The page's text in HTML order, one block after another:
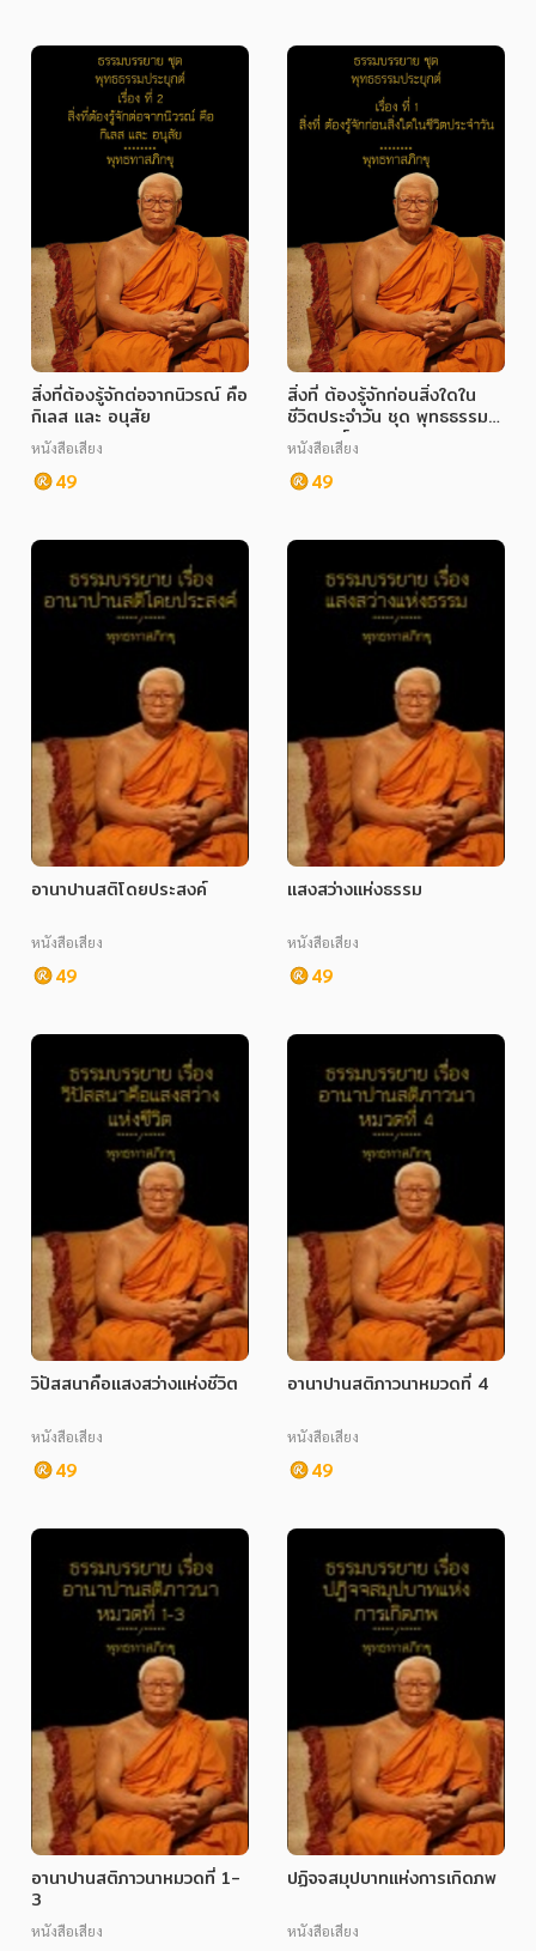
สิ่งที่ต้องรู้จักต่อจากนิวรณ์ คือ
กิเลส และ อนุสัย
หนังสือเสียง
49
สิ่งที่ ต้องรู้จักก่อนสิ่งใดใน
ชีวิตประจำวัน ชุด พุทธธรรม
ประยุกต์
หนังสือเสียง
49
อานาปานสติโดยประสงค์
หนังสือเสียง
49
แสงสว่างแห่งธรรม
หนังสือเสียง
49
วิปัสสนาคือแสงสว่างแห่งชีวิต
หนังสือเสียง
49
อานาปานสติภาวนาหมวดที่ 4
หนังสือเสียง
49
อานาปานสติภาวนาหมวดที่ 1-
3
หนังสือเสียง
ปฏิจจสมุปบาทแห่งการเกิดภพ
หนังสือเสียง